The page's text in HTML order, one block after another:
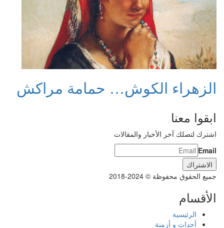
الزهراء الكوش… حمامة مراكش
ابقوا معنا
اشترك لتصلك آخر الأخبار والمقالات
Email
جميع الحقوق محفوظة © 2024-2018
الأقسام
الرئيسية
أحداث و أزمنة